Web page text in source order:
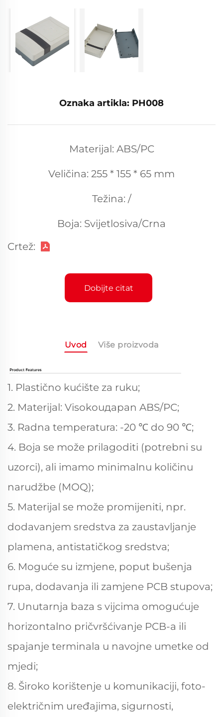
Oznaka artikla: PH008
Materijal: ABS/PC
Veličina: 255 * 155 * 65 mm
Težina: /
Boja: Svijetlosiva/Crna
Crtež:
Dobijte citat
Uvod Više proizvoda
1. Plastično kućište za ruku;
2. Materijal: Visokouдарan ABS/PC;
3. Radna temperatura: -20 ℃ do 90 ℃;
4. Boja se može prilagoditi (potrebni su
uzorci), ali imamo minimalnu količinu
narudžbe (MOQ);
5. Materijal se može promijeniti, npr.
dodavanjem sredstva za zaustavljanje
plamena, antistatičkog sredstva;
6. Moguće su izmjene, poput bušenja
rupa, dodavanja ili zamjene PCB stupova;
7. Unutarnja baza s vijcima omogućuje
horizontalno pričvršćivanje PCB-a ili
spajanje terminala u navojne umetke od
mjedi;
8. Široko korištenje u komunikaciji, foto-
električnim uređajima, sigurnosti,